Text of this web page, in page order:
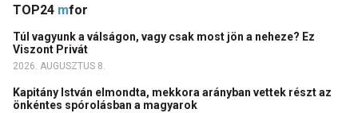
TOP24 mfor
Túl vagyunk a válságon, vagy csak most jön a neheze? Ez
Viszont Privát
2026. AUGUSZTUS 8.
Kapitány István elmondta, mekkora arányban vettek részt az
önkéntes spórolásban a magyarok